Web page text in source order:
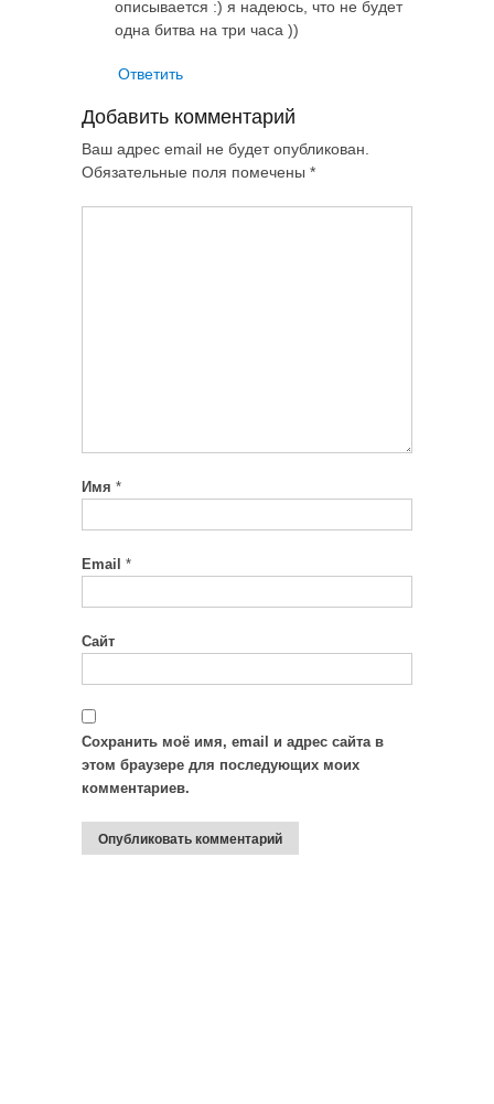
описывается :) я надеюсь, что не будет
одна битва на три часа ))
Ответить
Добавить комментарий
Ваш адрес email не будет опубликован.
Обязательные поля помечены *
Имя *
Email *
Сайт
Сохранить моё имя, email и адрес сайта в
этом браузере для последующих моих
комментариев.